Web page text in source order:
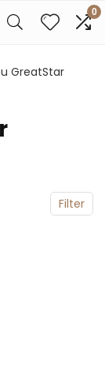
0
GreatStar
Filter